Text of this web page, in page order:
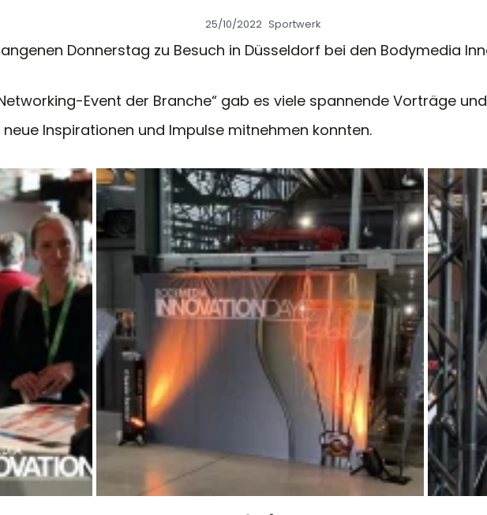
25/10/2022 Sportwerk
Donnerstag zu Besuch in Düsseldorf bei den Bodymedia
Event der Branche“ gab es viele spannende Vorträge
Inspirationen und Impulse mitnehmen konnten.